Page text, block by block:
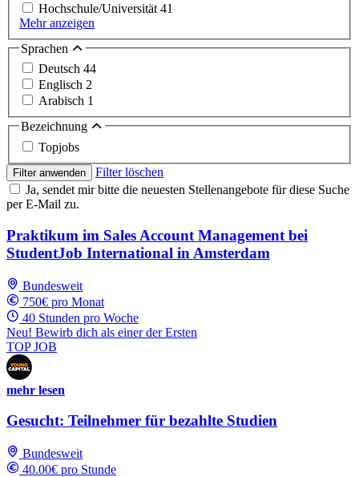
Hochschule/Universität 41
Mehr anzeigen
Sprachen
Deutsch 44
Englisch 2
Arabisch 1
Bezeichnung
Topjobs
Filter anwenden
Filter löschen
Ja, sendet mir bitte die neuesten Stellenangebote für diese Suche
per E-Mail zu.
Praktikum im Sales Account Management bei
StudentJob International in Amsterdam
Bundesweit
750€ pro Monat
40 Stunden pro Woche
Neu! Bewirb dich als einer der Ersten
TOP JOB
mehr lesen
Gesucht: Teilnehmer für bezahlte Studien
Bundesweit
40.00€ pro Stunde